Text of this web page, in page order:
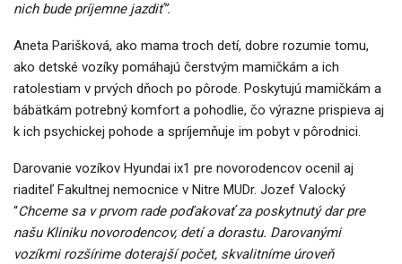
nich bude príjemne jazdiť”.
Aneta Parišková, ako mama troch detí, dobre rozumie tomu,
ako detské vozíky pomáhajú čerstvým mamičkám a ich
ratolestiam v prvých dňoch po pôrode. Poskytujú mamičkám a
bábätkám potrebný komfort a pohodlie, čo výrazne prispieva aj
k ich psychickej pohode a spríjemňuje im pobyt v pôrodnici.
Darovanie vozíkov Hyundai ix1 pre novorodencov ocenil aj
riaditeľ Fakultnej nemocnice v Nitre MUDr. Jozef Valocký
“Chceme sa v prvom rade poďakovať za poskytnutý dar pre
našu Kliniku novorodencov, detí a dorastu. Darovanými
vozíkmi rozšírime doterajší počet, skvalitníme úroveň